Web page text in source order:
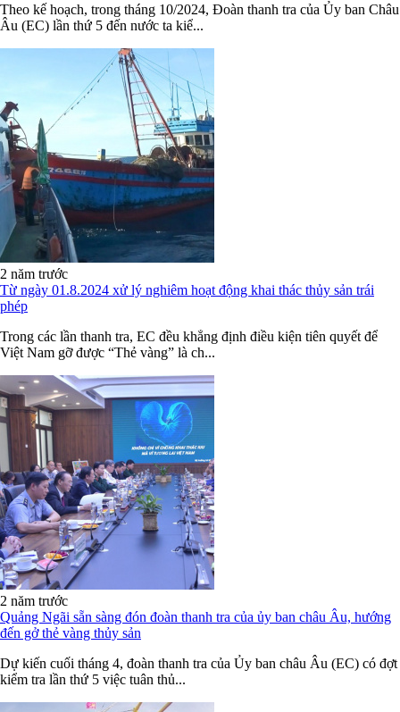
Theo kế hoạch, trong tháng 10/2024, Đoàn thanh tra của Ủy ban Châu
Âu (EC) lần thứ 5 đến nước ta kiể...
2 năm trước
Từ ngày 01.8.2024 xử lý nghiêm hoạt động khai thác thủy sản trái
phép
Trong các lần thanh tra, EC đều khẳng định điều kiện tiên quyết để
Việt Nam gỡ được “Thẻ vàng” là ch...
2 năm trước
Quảng Ngãi sẵn sàng đón đoàn thanh tra của ủy ban châu Âu, hướng
đến gở thẻ vàng thủy sản
Dự kiến cuối tháng 4, đoàn thanh tra của Ủy ban châu Âu (EC) có đợt
kiểm tra lần thứ 5 việc tuân thủ...